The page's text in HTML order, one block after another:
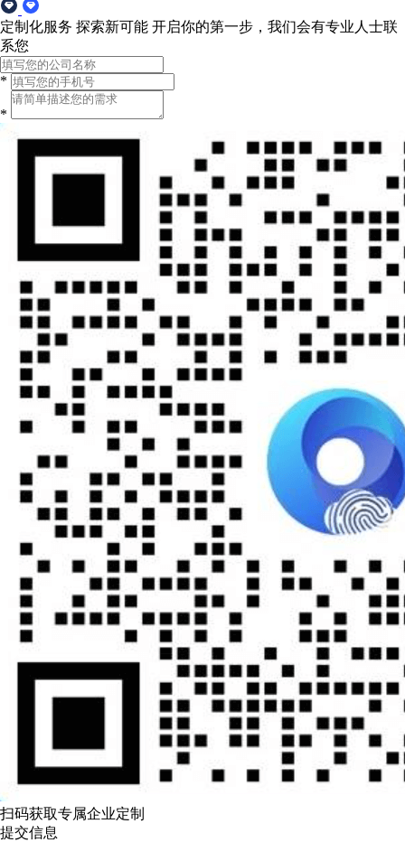
定制化服务 探索新可能 开启你的第一步，我们会有专业人士联
系您
*
*
扫码获取专属企业定制
提交信息